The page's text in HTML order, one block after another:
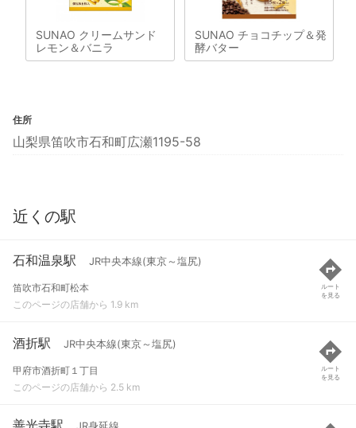
SUNAO クリームサンド
レモン＆バニラ
SUNAO チョコチップ＆発
酵バター
住所
山梨県笛吹市石和町広瀬1195-58
近くの駅
石和温泉駅 JR中央本線(東京～塩尻)
笛吹市石和町松本
このページの店舗から 1.9 km
ルート
を見る
酒折駅 JR中央本線(東京～塩尻)
甲府市酒折町１丁目
このページの店舗から 2.5 km
ルート
を見る
善光寺駅